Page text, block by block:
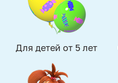
Для детей от 5 лет